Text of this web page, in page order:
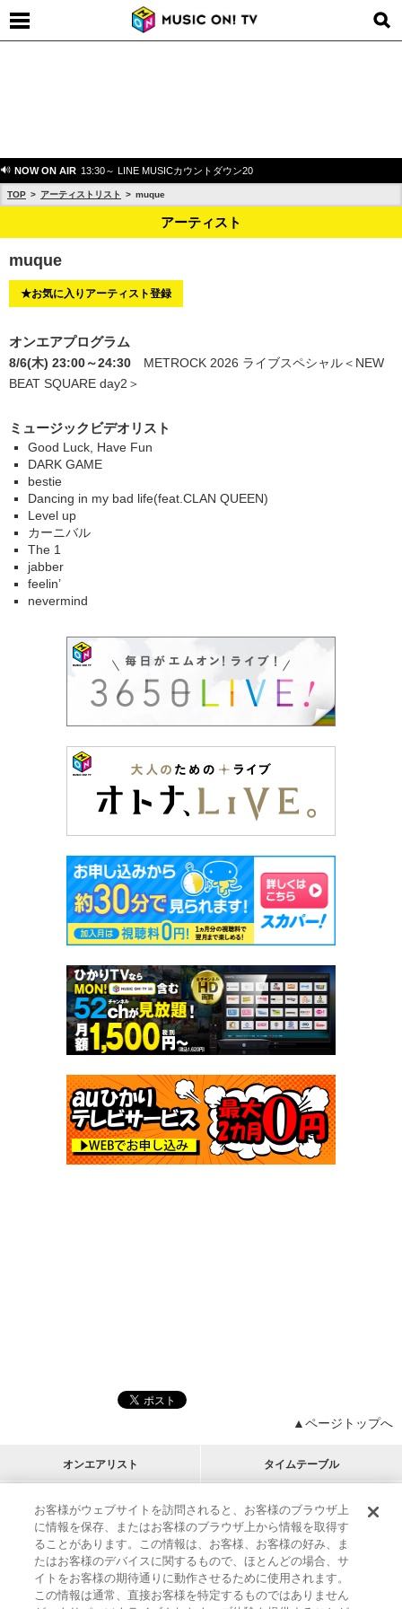
NOW ON AIR 13:30～ LINE MUSICカウントダウン20
TOP アーティストリスト muque
アーティスト
muque
★お気に入りアーティスト登録
オンエアプログラム
8/6(木) 23:00～24:30
METROCK 2026 ライブスペシャル＜NEW
BEAT SQUARE day2＞
ミュージックビデオリスト
Good Luck, Have Fun
DARK GAME
bestie
Dancing in my bad life(feat.CLAN QUEEN)
Level up
カーニバル
The 1
jabber
feelin’
nevermind
▲ページトップへ
オンエアリスト タイムテーブル
プログラムリスト チャート
アーティストリスト
M-ON!
RECOMMEND
リクエスト
インフォメーション | プレゼント&ご招待
MUSIC ON! TV（エムオン!）とは？ | サポート
お客様がウェブサイトを訪問されると、お客様のブラウザ上
に情報を保存、またはお客様のブラウザ上から情報を取得す
ることがあります。この情報は、お客様、お客様の好み、ま
たはお客様のデバイスに関するもので、ほとんどの場合、サ
イトをお客様の期待通りに動作させるために使用されます。
この情報は通常、直接お客様を特定するものではありません